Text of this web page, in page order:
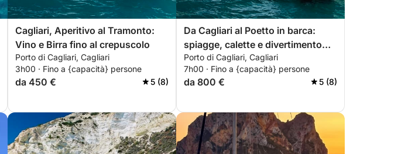
Cagliari, Aperitivo al Tramonto:
Vino e Birra fino al crepuscolo
Porto di Cagliari, Cagliari
3h00 · Fino a {capacità} persone
da 450 € 5 (8)
Da Cagliari al Poetto in barca:
spiagge, calette e divertimento
acquatico
Porto di Cagliari, Cagliari
7h00 · Fino a {capacità} persone
da 800 € 5 (8)